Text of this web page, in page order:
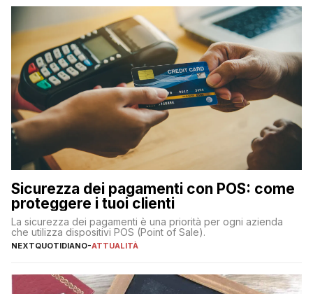
Sicurezza dei pagamenti con POS: come
proteggere i tuoi clienti
La sicurezza dei pagamenti è una priorità per ogni azienda
che utilizza dispositivi POS (Point of Sale).
NEXTQUOTIDIANO-ATTUALITÀ